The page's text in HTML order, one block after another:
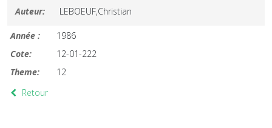
Auteur: LEBOEUF,Christian
Année :
1986
Cote:
12-01-222
Theme:
12
Retour